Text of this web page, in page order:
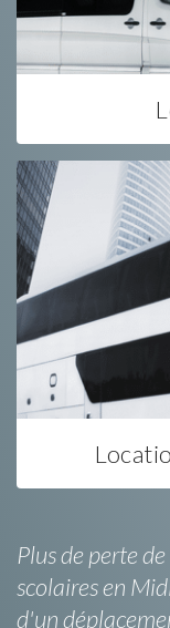
Plus de perte
scolaires en
d'un